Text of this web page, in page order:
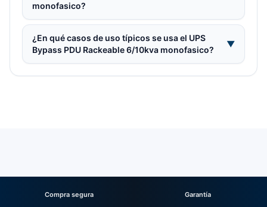
monofasico?
¿En qué casos de uso típicos se usa el UPS
Bypass PDU Rackeable 6/10kva monofasico?
▼
Compra segura Garantía